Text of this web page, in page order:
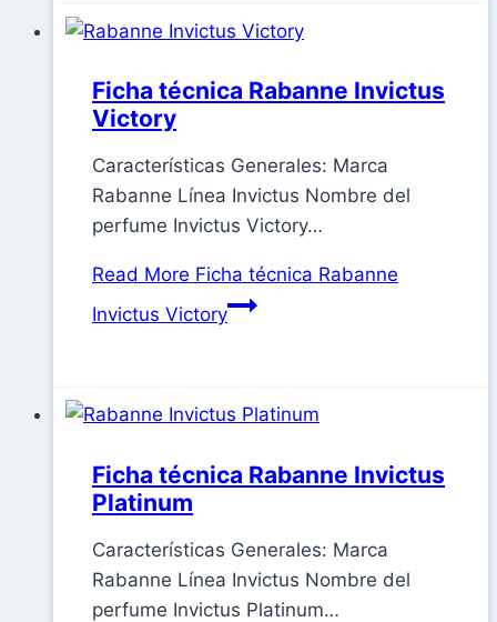
Ficha técnica Rabanne Invictus
Victory
Características Generales: Marca
Rabanne Línea Invictus Nombre del
perfume Invictus Victory…
Read More Ficha técnica Rabanne
Invictus Victory
Ficha técnica Rabanne Invictus
Platinum
Características Generales: Marca
Rabanne Línea Invictus Nombre del
perfume Invictus Platinum…